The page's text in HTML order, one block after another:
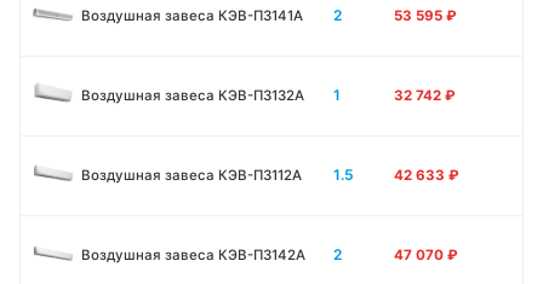
Воздушная завеса КЭВ-П3141A 2 53 595 ₽
Воздушная завеса КЭВ-П3132A 1 32 742 ₽
Воздушная завеса КЭВ-П3112A 1.5 42 633 ₽
Воздушная завеса КЭВ-П3142A 2 47 070 ₽